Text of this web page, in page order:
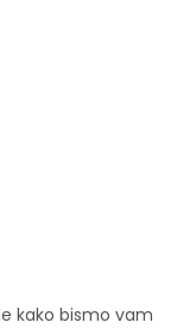
kako bismo vam